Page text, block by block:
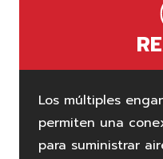
Los múltiples
permiten una
para suministrar